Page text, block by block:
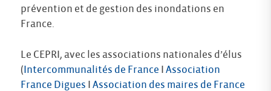
prévention et de gestion des inondations en
France.
Le CEPRI, avec les associations nationales d’élus
( Intercommunalités de France
Association
France Digues
Association des maires de France